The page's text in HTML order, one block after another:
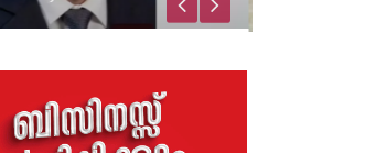
പടക്കം